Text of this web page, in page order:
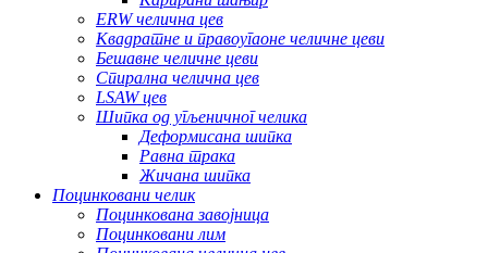
ERW челична цев
Квадратне и правоугаоне челичне цеви
Бешавне челичне цеви
Спирална челична цев
LSAW цев
Шипка од угљеничног челика
Деформисана шипка
Равна трака
Жичана шипка
Поцинковани челик
Поцинкована завојница
Поцинковани лим